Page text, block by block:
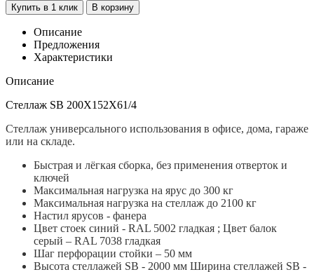
Купить в 1 клик В корзину
Описание
Предложения
Характеристики
Описание
Стеллаж SB 200X152X61/4
Стеллаж универсального использования в офисе, дома, гараже
или на складе.
Быстрая и лёгкая сборка, без применения отверток и
ключей
Максимальная нагрузка на ярус до 300 кг
Максимальная нагрузка на стеллаж до 2100 кг
Настил ярусов - фанера
Цвет стоек синий - RAL 5002 гладкая ; Цвет балок
серый – RAL 7038 гладкая
Шаг перфорации стойки – 50 мм
Высота стеллажей SB - 2000 мм Ширина стеллажей SB -